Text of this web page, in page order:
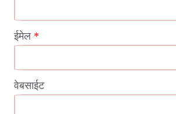
ईमेल *
वेबसाईट